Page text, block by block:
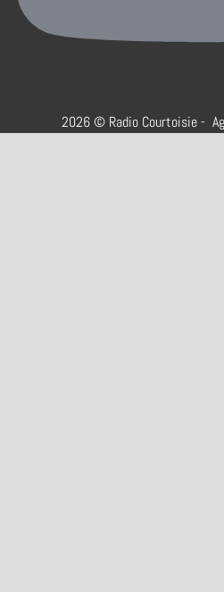
2026 © Radio Courtoisie -